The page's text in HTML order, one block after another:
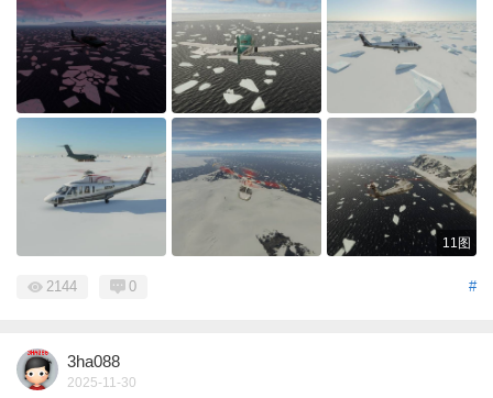
11图
#
2144 0
3ha088
2025-11-30